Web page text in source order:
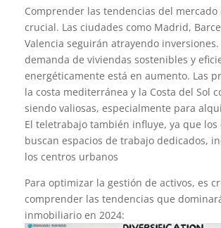
Comprender las tendencias del mercado
crucial. Las ciudades como Madrid,
Valencia seguirán atrayendo inversiones.
demanda de viviendas sostenibles y
energéticamente está en aumento. Las
la costa mediterránea y la Costa del Sol
siendo valiosas, especialmente para
El teletrabajo también influye, ya que los
buscan espacios de trabajo dedicados,
los centros urbanos
Para optimizar la gestión de activos, es
comprender las tendencias que
inmobiliario en 2024: